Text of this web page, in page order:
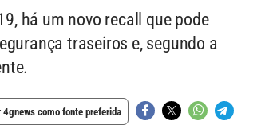
há um novo recall que pode
traseiros e, segundo a
4gnews como fonte preferida